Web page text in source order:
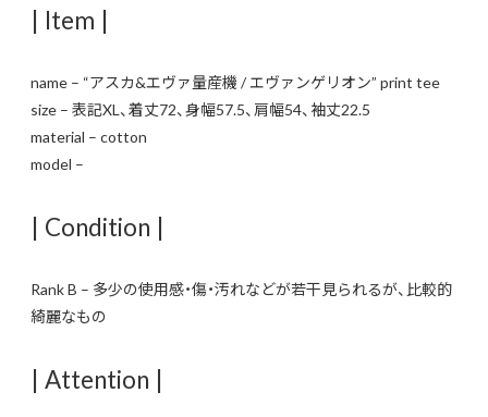
| Item |
name – “アスカ&エヴァ量産機 / エヴァンゲリオン” print tee
size – 表記XL、着丈72、身幅57.5、肩幅54、袖丈22.5
material – cotton
model –
| Condition |
Rank B – 多少の使用感・傷・汚れなどが若干見られるが、比較的
綺麗なもの
| Attention |